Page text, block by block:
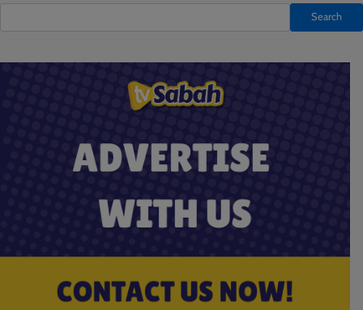
Search